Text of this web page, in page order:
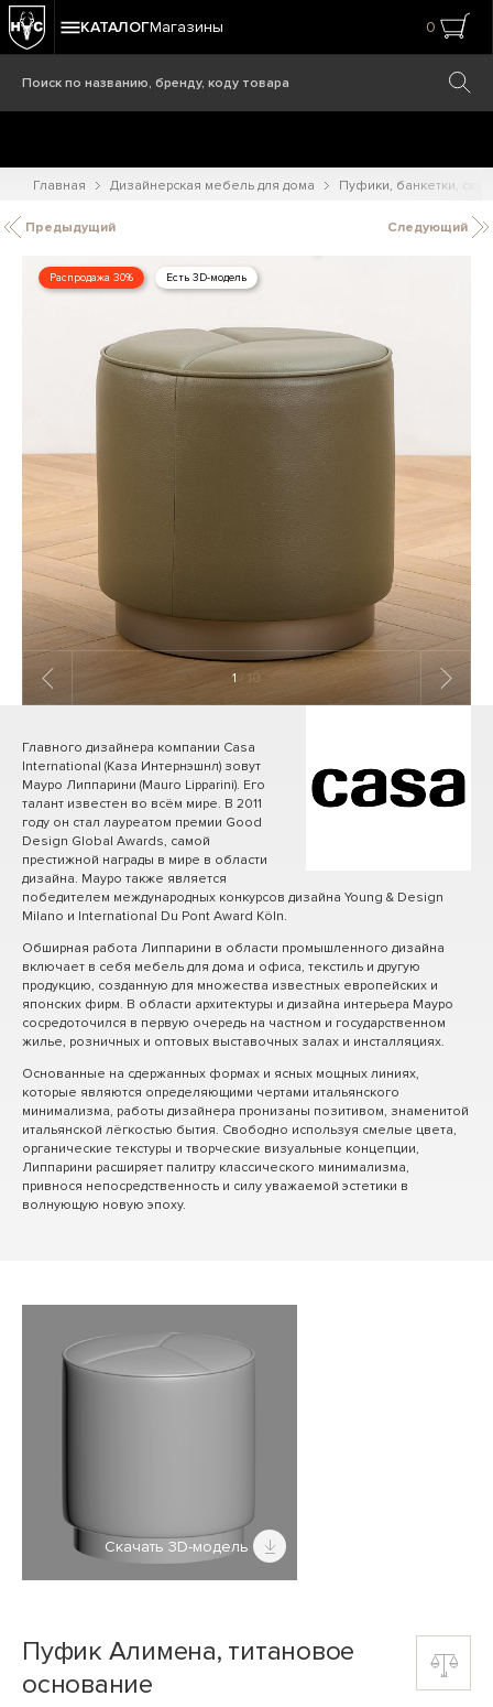
КАТАЛОГМагазины 0
Главная Дизайнерская мебель для дома Пуфики, банкетки,
Предыдущий Следующий
Распродажа 30% Есть 3D-модель
1 / 10
Главного дизайнера компании Casa
International (Каза Интернэшнл) зовут
Мауро Липпарини (Mauro Lipparini). Его
талант известен во всём мире. В 2011
году он стал лауреатом премии Good
Design Global Awards, самой
престижной награды в мире в области
дизайна. Мауро также является
победителем международных конкурсов дизайна Young & Design
Milano и International Du Pont Award Köln.
Обширная работа Липпарини в области промышленного дизайна
включает в себя мебель для дома и офиса, текстиль и другую
продукцию, созданную для множества известных европейских и
японских фирм. В области архитектуры и дизайна интерьера Мауро
сосредоточился в первую очередь на частном и государственном
жилье, розничных и оптовых выставочных залах и инсталляциях.
Основанные на сдержанных формах и ясных мощных линиях,
которые являются определяющими чертами итальянского
минимализма, работы дизайнера пронизаны позитивом, знаменитой
итальянской лёгкостью бытия. Свободно используя смелые цвета,
органические текстуры и творческие визуальные концепции,
Липпарини расширяет палитру классического минимализма,
привнося непосредственность и силу уважаемой эстетики в
волнующую новую эпоху.
Скачать 3D-модель
Пуфик Алимена, титановое
основание